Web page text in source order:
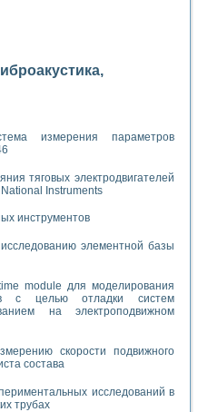
измерения параметров
тяговых электродвигателей
Instruments
инструментов
элементной базы
module для моделирования
с целью отладки систем
на электроподвижном
скорости подвижного
состава
исследований в
трубах